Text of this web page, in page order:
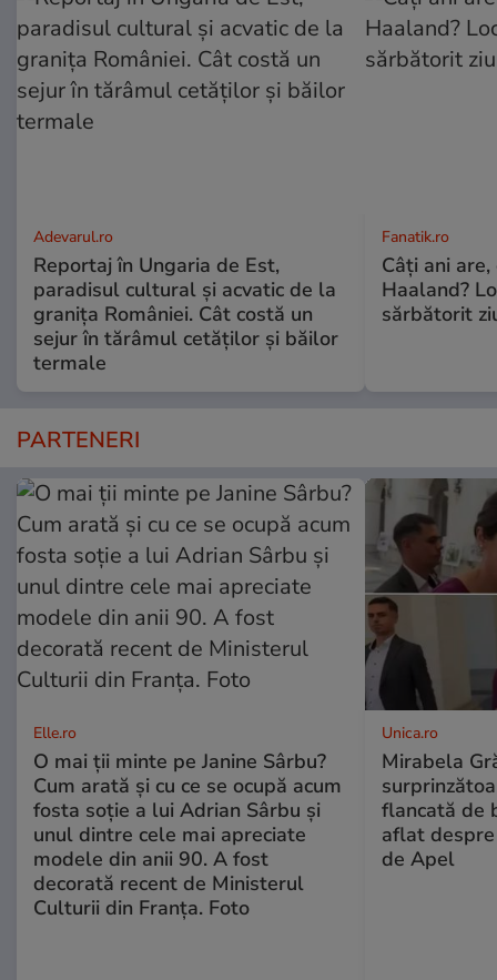
Adevarul.ro
Reportaj în Ungaria de Est,
paradisul cultural și acvatic de la
granița României. Cât costă un
sejur în tărâmul cetăților și băilor
termale
Fanatik.ro
Câți ani
Haaland?
sărbătorit
PARTENERI
Elle.ro
O mai ții minte pe Janine Sârbu?
Cum arată și cu ce se ocupă acum
fosta soție a lui Adrian Sârbu și
unul dintre cele mai apreciate
modele din anii 90. A fost
decorată recent de Ministerul
Culturii din Franța. Foto
Unica.ro
Mirabela
flancată de
aflat
de Apel